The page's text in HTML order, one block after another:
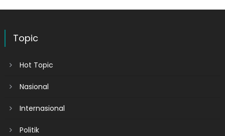
Topic
Hot Topic
Nasional
Internasional
Politik